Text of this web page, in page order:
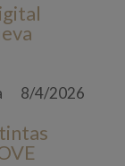
8/4/2026